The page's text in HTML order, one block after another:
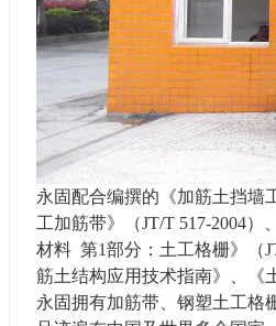
永固配合编撰的《加筋土挡墙
工加筋带》（JT/T 517-2004
材料 第1部分： 土工格栅》（
筋土结构应用技术指南》、
永固拥有加筋带、钢塑土工格